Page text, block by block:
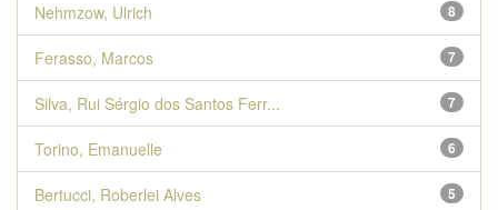
8
Nehmzow, Ulrich
7
Ferasso, Marcos
7
Silva, Rui Sérgio dos Santos Ferr...
6
Torino, Emanuelle
5
Bertucci, Roberlei Alves